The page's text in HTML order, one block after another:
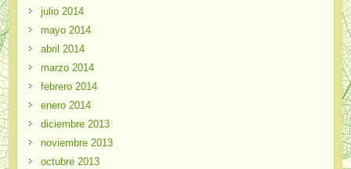
julio 2014
mayo 2014
abril 2014
marzo 2014
febrero 2014
enero 2014
diciembre 2013
noviembre 2013
octubre 2013